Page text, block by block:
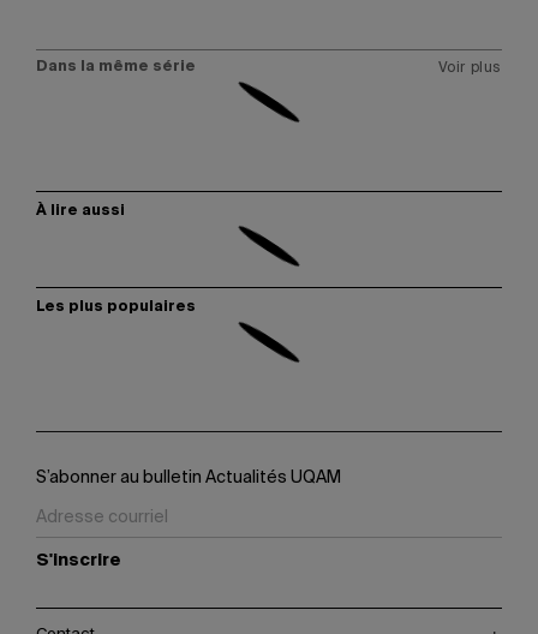
Dans la même série Voir plus
À lire aussi
Les plus populaires
S’abonner au bulletin Actualités UQAM
S'inscrire